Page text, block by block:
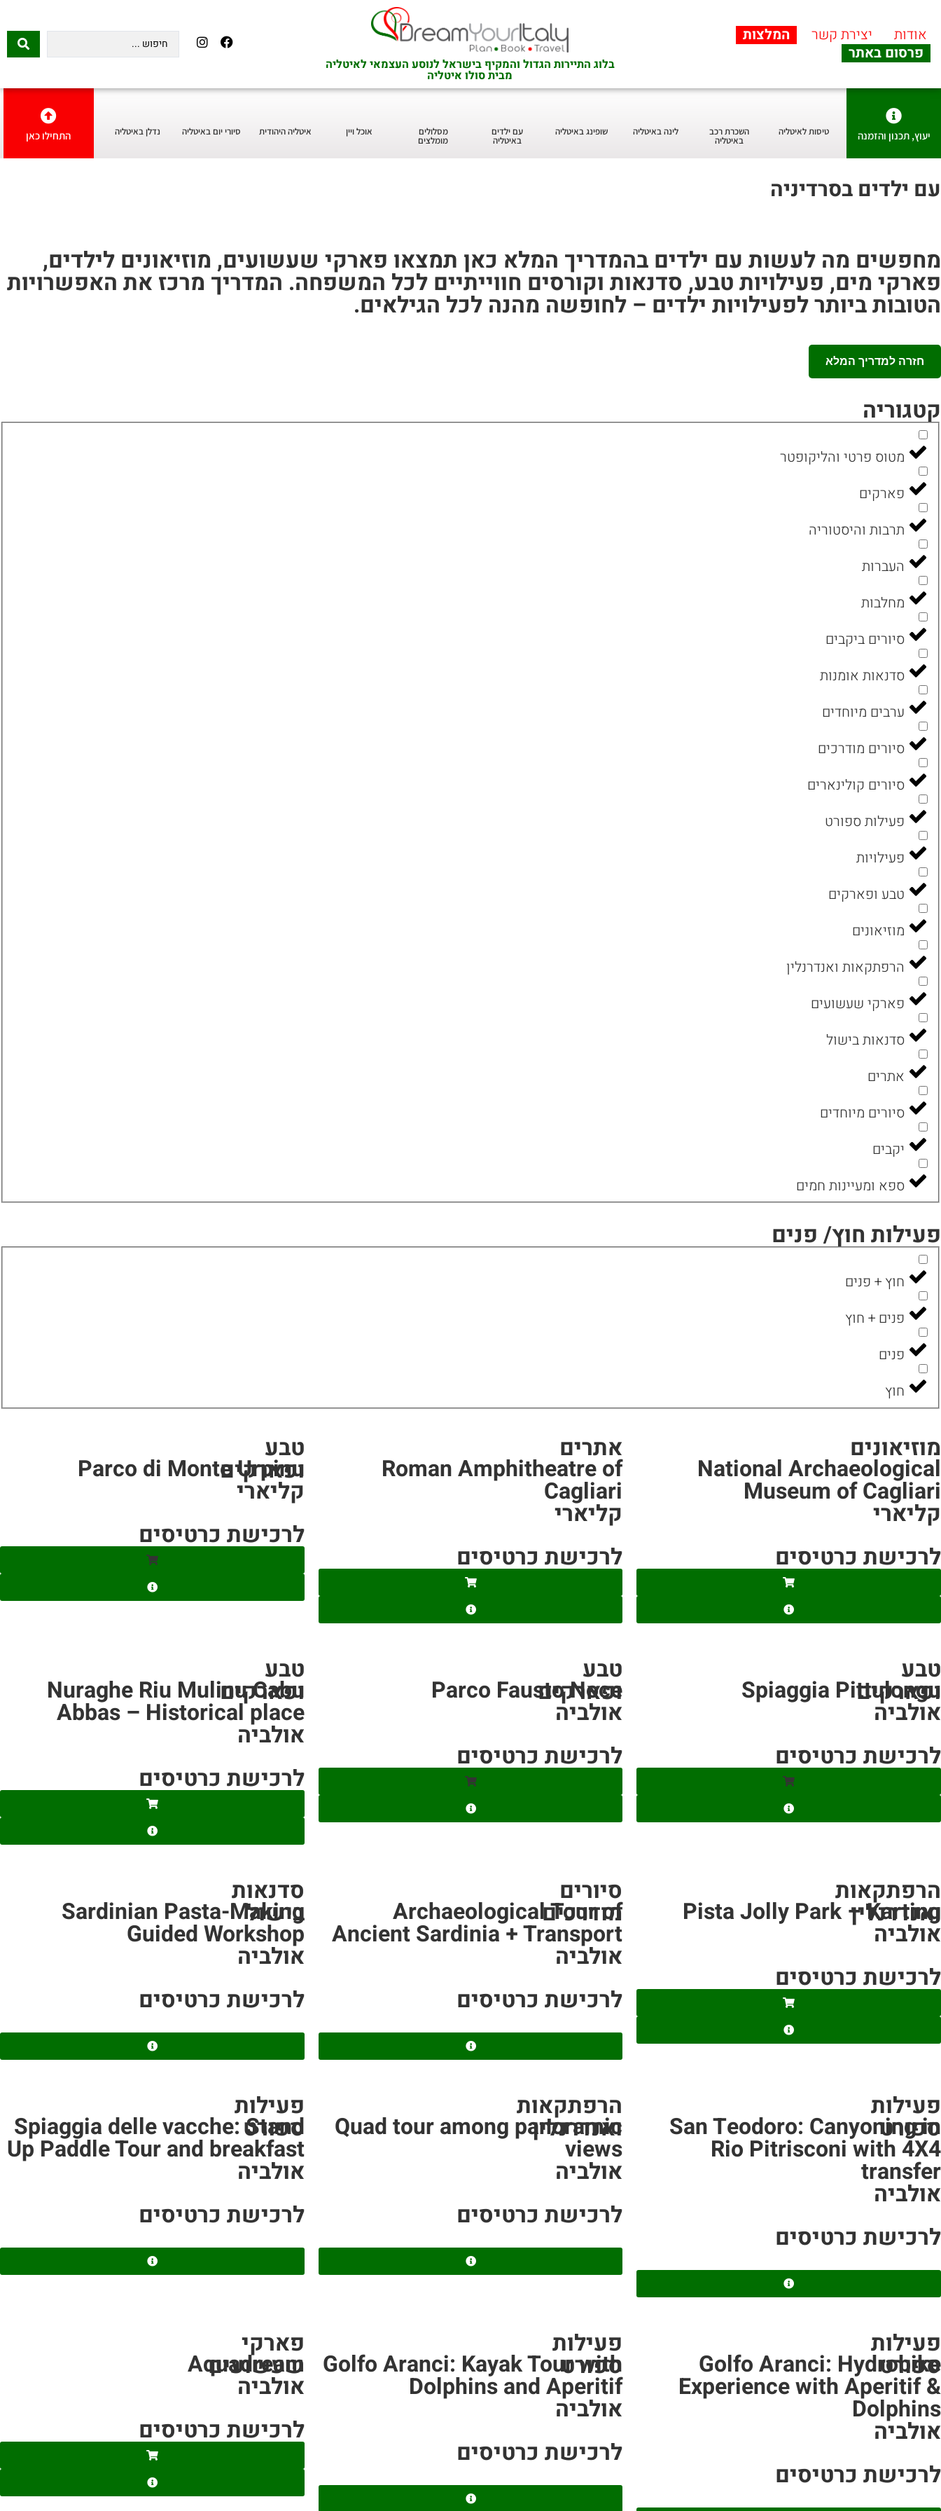
אודות יצירת קשר
המלצות
פרסום באתר
בלוג התיירות הגדול והמקיף בישראל לנוסע העצמאי לאיטליה
מבית סולו איטליה
יעוץ, תכנון והזמנה טיסות לאיטליה השכרת רכב
באיטליה
לינה באיטליה שופינג באיטליה עם ילדים
באיטליה
מסלולים
מומלצים
אוכל ויין איטליה היהודית סיורי יום באיטליה נדלן באיטליה התחילו כאן
עם ילדים בסרדיניה
מחפשים מה לעשות עם ילדים בהמדריך המלא כאן תמצאו פארקי שעשועים, מוזיאונים לילדים,
פארקי מים, פעילויות טבע, סדנאות וקורסים חווייתיים לכל המשפחה. המדריך מרכז את האפשרויות
הטובות ביותר לפעילויות ילדים – לחופשה מהנה לכל הגילאים.
חזרה למדריך המלא
קטגוריה
מטוס פרטי והליקופטר
פארקים
תרבות והיסטוריה
העברות
מחלבות
סיורים ביקבים
סדנאות אומנות
ערבים מיוחדים
סיורים מודרכים
סיורים קולינארים
פעילות ספורט
פעילויות
טבע ופארקים
מוזיאונים
הרפתקאות ואנדרנלין
פארקי שעשועים
סדנאות בישול
אתרים
סיורים מיוחדים
יקבים
ספא ומעיינות חמים
פעילות חוץ/ פנים
חוץ + פנים
פנים + חוץ
פנים
חוץ
מוזיאונים
National Archaeological
Museum of Cagliari
קליארי
לרכישת כרטיסים
אתרים
Roman Amphitheatre of
Cagliari
קליארי
לרכישת כרטיסים
טבע
ופארקים
Parco di Monte Urpinu
קליארי
לרכישת כרטיסים
טבע
ופארקים
Spiaggia Pittulongu
אולביה
לרכישת כרטיסים
טבע
ופארקים
Parco Fausto Noce
אולביה
לרכישת כרטיסים
טבע
ופארקים
Nuraghe Riu Mulinu Cabu
Abbas – Historical place
אולביה
לרכישת כרטיסים
הרפתקאות
ואנדרנלין
Pista Jolly Park – Karting
אולביה
לרכישת כרטיסים
סיורים
מודרכים
Archaeological Tour of
Ancient Sardinia + Transport
אולביה
לרכישת כרטיסים
סדנאות
בישול
Sardinian Pasta-Making
Guided Workshop
אולביה
לרכישת כרטיסים
פעילות
ספורט
San Teodoro: Canyoning in
Rio Pitrisconi with 4X4
transfer
אולביה
לרכישת כרטיסים
הרפתקאות
ואנדרנלין
Quad tour among panoramic
views
אולביה
לרכישת כרטיסים
פעילות
ספורט
Spiaggia delle vacche: Stand
Up Paddle Tour and breakfast
אולביה
לרכישת כרטיסים
פעילות
ספורט
Golfo Aranci: Hydrobike
Experience with Aperitif &
Dolphins
אולביה
לרכישת כרטיסים
פעילות
ספורט
Golfo Aranci: Kayak Tour with
Dolphins and Aperitif
אולביה
לרכישת כרטיסים
פארקי
שעשועים
Aquadream
אולביה
לרכישת כרטיסים